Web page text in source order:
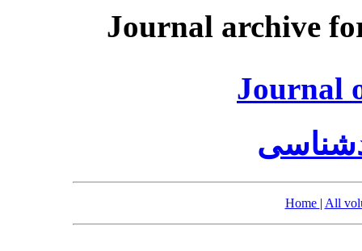
Journal archive
Journal
Home | All